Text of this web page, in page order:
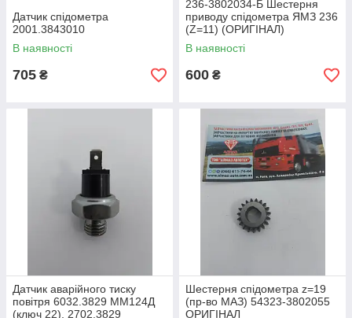
Датчик спідометра
2001.3843010
В наявності
705 ₴
236-3802034-Б Шестерня
приводу спідометра ЯМЗ 236
(Z=11) (ОРИГІНАЛ)
В наявності
600 ₴
Датчик аварійного тиску
повітря 6032.3829 ММ124Д
(ключ 22), 2702.3829
Шестерня спідометра z=19
(пр-во МАЗ) 54323-3802055
ОРИГІНАЛ